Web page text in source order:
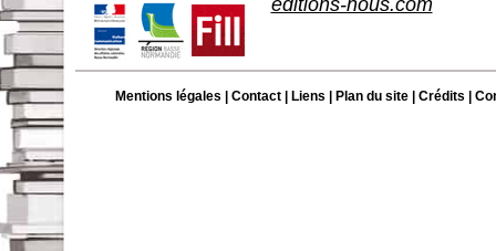
Mentions légales Contact Liens Plan du site Crédits |